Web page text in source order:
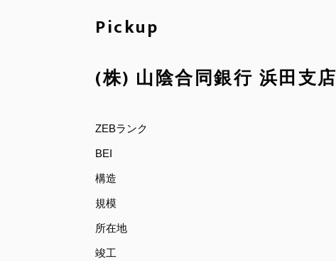
Pickup
(株) 山陰合同銀行 浜田支店
ZEBランク
BEI
構造
規模
所在地
竣工